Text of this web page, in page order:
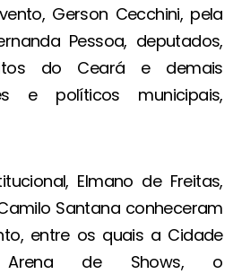
Gerson Cecchini, pela
Pessoa, deputados,
do Ceará e demais
e políticos municipais,
Elmano de Freitas,
Santana conheceram
entre os quais a Cidade
Arena de Shows, o